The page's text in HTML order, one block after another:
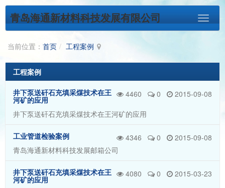
青岛海通新材料科技发展有限公司
当前位置： 首页 工程案例
工程案例
4460 0 2015-09-08
井下泵送矸石充填采煤技术在王
河矿的应用
井下泵送矸石充填采煤技术在王河矿的应用
4346 0 2015-09-08
工业管道检验案例
青岛海通新材料科技发展邮箱公司
4080 0 2015-03-23
井下泵送矸石充填采煤技术在王
河矿的应用